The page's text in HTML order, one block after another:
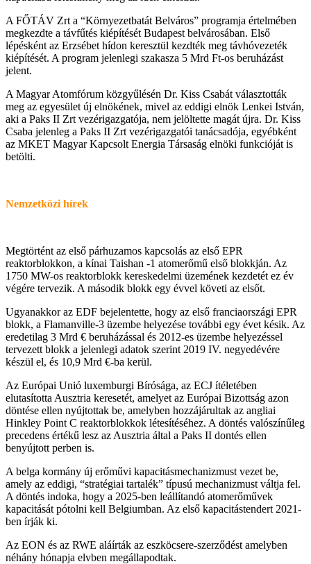
A FŐTÁV Zrt a “Környezetbatát Belváros” programja értelmében
megkezdte a távfűtés kiépítését Budapest belvárosában. Első
lépésként az Erzsébet hídon keresztül kezdték meg távhóvezeték
kiépítését. A program jelenlegi szakasza 5 Mrd Ft-os beruházást
jelent.
A Magyar Atomfórum közgyűlésén Dr. Kiss Csabát választották
meg az egyesület új elnökének, mivel az eddigi elnök Lenkei István,
aki a Paks II Zrt vezérigazgatója, nem jelöltette magát újra. Dr. Kiss
Csaba jelenleg a Paks II Zrt vezérigazgatói tanácsadója, egyébként
az MKET Magyar Kapcsolt Energia Társaság elnöki funkcióját is
betölti.
Nemzetközi hírek
Megtörtént az első párhuzamos kapcsolás az első EPR
reaktorblokkon, a kínai Taishan -1 atomerőmű első blokkján. Az
1750 MW-os reaktorblokk kereskedelmi üzemének kezdetét ez év
végére tervezik. A második blokk egy évvel követi az elsőt.
Ugyanakkor az EDF bejelentette, hogy az első franciaországi EPR
blokk, a Flamanville-3 üzembe helyezése további egy évet késik. Az
eredetilag 3 Mrd € beruházással és 2012-es üzembe helyezéssel
tervezett blokk a jelenlegi adatok szerint 2019 IV. negyedévére
készül el, és 10,9 Mrd €-ba kerül.
Az Európai Unió luxemburgi Bírósága, az ECJ ítéletében
elutasította Ausztria keresetét, amelyet az Európai Bizottság azon
döntése ellen nyújtottak be, amelyben hozzájárultak az angliai
Hinkley Point C reaktorblokkok létesítéséhez. A döntés valószínűleg
precedens értékű lesz az Ausztria által a Paks II dontés ellen
benyújtott perben is.
A belga kormány új erőművi kapacitásmechanizmust vezet be,
amely az eddigi, “stratégiai tartalék” típusú mechanizmust váltja fel.
A döntés indoka, hogy a 2025-ben leállítandó atomerőművek
kapacitását pótolni kell Belgiumban. Az első kapacitástendert 2021-
ben írják ki.
Az EON és az RWE aláírták az eszköcsere-szerződést amelyben
néhány hónapja elvben megállapodtak.